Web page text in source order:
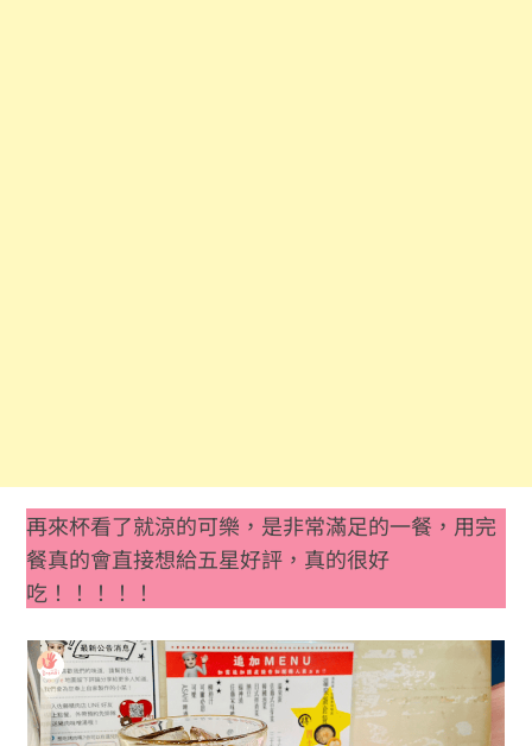
再來杯看了就涼的可樂，是非常滿足的一餐，用完
餐真的會直接想給五星好評，真的很好
吃！！！！！